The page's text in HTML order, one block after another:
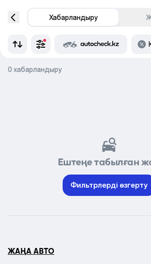
Хабарландыру
0 хабарландыру
Ештеңе табылған
Фильтрлерді өзгерту
ЖАҢА АВТО